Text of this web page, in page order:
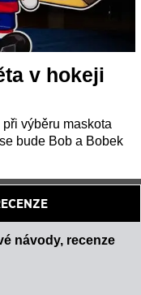
v hokeji
výběru maskota
bude Bob a Bobek
návody, recenze